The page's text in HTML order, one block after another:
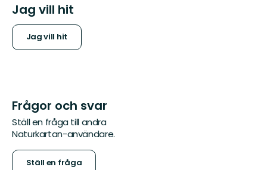
Jag vill hit
Jag vill hit
Frågor och svar
Ställ en fråga till andra
Naturkartan-användare.
Ställ en fråga